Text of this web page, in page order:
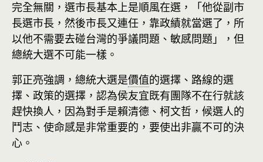
完全無關，選市長基本上是順風在選，「他從副市
長選市長，然後市長又連任，靠政績就當選了，所
以他不需要去碰台灣的爭議問題、敏感問題」，但
總統大選不可能一樣。
郭正亮強調，總統大選是價值的選擇、路線的選
擇、政策的選擇，認為侯友宜既有團隊不在行就該
趕快換人，因為對手是賴清德、柯文哲，候選人的
鬥志、使命感是非常重要的，要使出非贏不可的決
心。